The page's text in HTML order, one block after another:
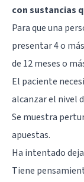
con sustancias
Para que una
presentar 4 o
de 12 meses o
El paciente
alcanzar el nivel
Se muestra
apuestas.
Ha intentado
Tiene